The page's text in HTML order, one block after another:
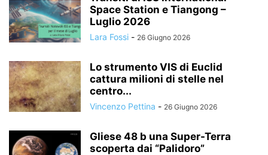
Space Station e Tiangong –
Luglio 2026
Lara Fossi - 26 Giugno 2026
Lo strumento VIS di Euclid
cattura milioni di stelle nel
centro...
Vincenzo Pettina - 26 Giugno 2026
Gliese 48 b una Super-Terra
scoperta dai “Palidoro”